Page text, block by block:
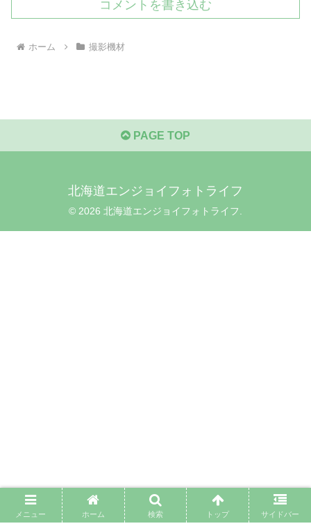
コメントを書き込む
ホーム 撮影機材
PAGE TOP
北海道エンジョイフォトライフ
© 2026 北海道エンジョイフォトライフ.
メニュー ホーム 検索 トップ サイドバー